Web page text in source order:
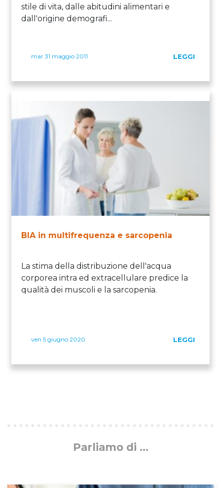
stile di vita, dalle abitudini alimentari e
dall'origine demografi...
mar 31 maggio 2011 LEGGI
BIA in multifrequenza e sarcopenia
La stima della distribuzione dell'acqua
corporea intra ed extracellulare predice la
qualità dei muscoli e la sarcopenia.
ven 5 giugno 2020 LEGGI
Parliamo di ...